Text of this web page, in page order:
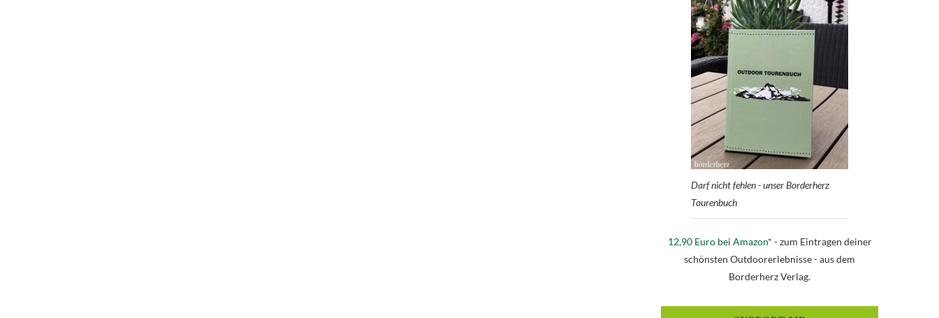
Darf nicht fehlen - unser Borderherz
Tourenbuch
12,90 Euro bei Amazon* - zum Eintragen deiner
schönsten Outdoorerlebnisse - aus dem
Borderherz Verlag.